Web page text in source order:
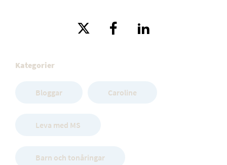
Kategorier
Bloggar Caroline
Leva med MS
Barn och tonåringar